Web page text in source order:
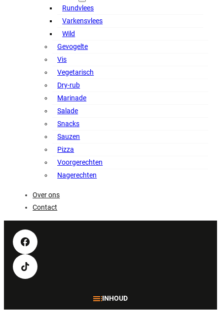
Rundvlees
Varkensvlees
Wild
Gevogelte
Vis
Vegetarisch
Dry-rub
Marinade
Salade
Snacks
Sauzen
Pizza
Voorgerechten
Nagerechten
Over ons
Contact
INHOUD